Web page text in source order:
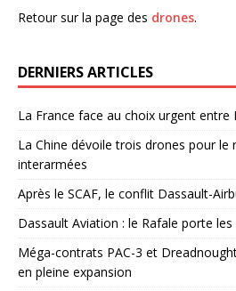
Retour sur la page des drones.
DERNIERS ARTICLES
La France face au choix urgent entre
La Chine dévoile trois drones pour le
interarmées
Après le SCAF, le conflit Dassault-
Dassault Aviation : le Rafale porte
Méga-contrats PAC-3 et
en pleine expansion